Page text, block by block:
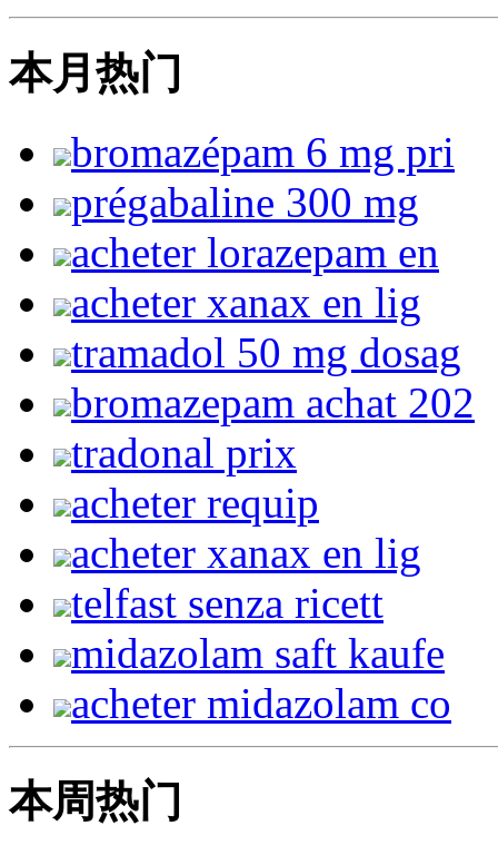
本月热门
bromazépam 6 mg pri
prégabaline 300 mg
acheter lorazepam en
acheter xanax en lig
tramadol 50 mg dosag
bromazepam achat 202
tradonal prix
acheter requip
acheter xanax en lig
telfast senza ricett
midazolam saft kaufe
acheter midazolam co
本周热门